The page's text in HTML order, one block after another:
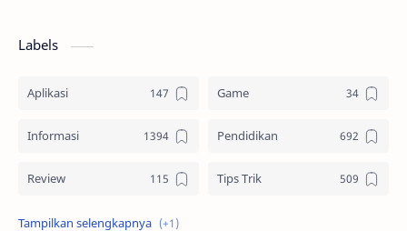
Labels
Aplikasi Game
Informasi Pendidikan
Review Tips Trik
Tutorial